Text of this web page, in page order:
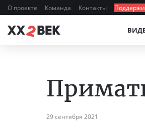
О проекте Команда Контакты
29 сентября 2021